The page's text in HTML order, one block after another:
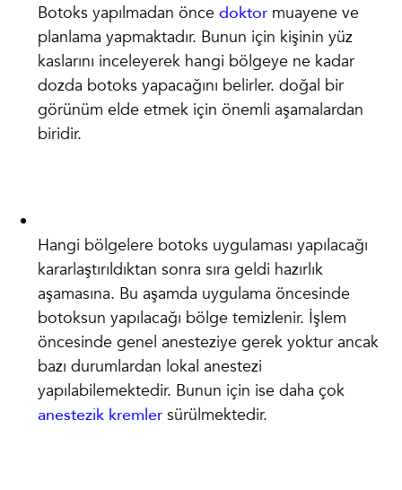
Botoks yapılmadan önce doktor muayene ve
planlama yapmaktadır. Bunun için kişinin yüz
kaslarını inceleyerek hangi bölgeye ne kadar
dozda botoks yapacağını belirler. doğal bir
görünüm elde etmek için önemli aşamalardan
biridir.
Hangi bölgelere botoks uygulaması yapılacağı
kararlaştırıldıktan sonra sıra geldi hazırlık
aşamasına. Bu aşamda uygulama öncesinde
botoksun yapılacağı bölge temizlenir. İşlem
öncesinde genel anesteziye gerek yoktur ancak
bazı durumlardan lokal anestezi
yapılabilemektedir. Bunun için ise daha çok
anestezik kremler sürülmektedir.